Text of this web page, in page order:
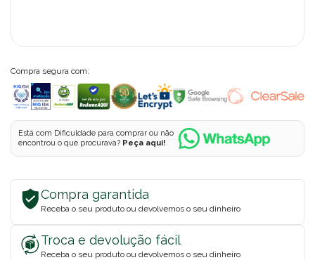
Compra segura com:
Está com Dificuldade para comprar ou não
encontrou o que procurava? Peça aqui!
Compra garantida
Receba o seu produto ou devolvemos o seu dinheiro
Troca e devolução fácil
Receba o seu produto ou devolvemos o seu dinheiro